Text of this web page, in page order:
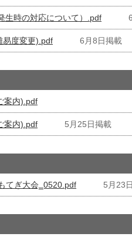
生時の対応について）.pdf
易度変更).pdf 6月8日掲載
案内).pdf
案内).pdf 5月25日掲載
てぎ大会‗0520.pdf 5月23